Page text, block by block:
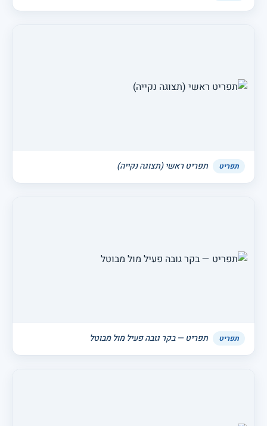
תפריט תפריט ראשי (תצוגה נקייה)
תפריט תפריט — בקר גובה פעיל מול מבוטל